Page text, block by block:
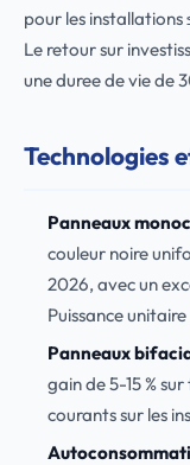
pour les installations
Le retour sur
une duree de vie de
Technologies
Panneaux
couleur noire
2026, avec un
Puissance
Panneaux
gain de 5-15 %
courants sur les